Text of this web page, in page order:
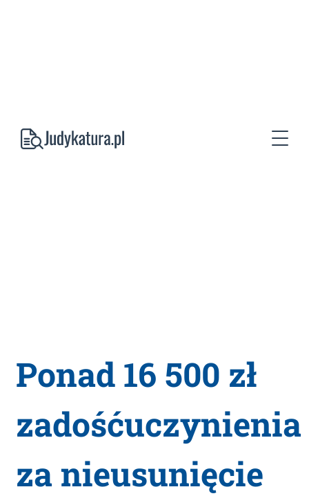
Ponad 16 500 zł
zadośćuczynienia
za nieusunięcie